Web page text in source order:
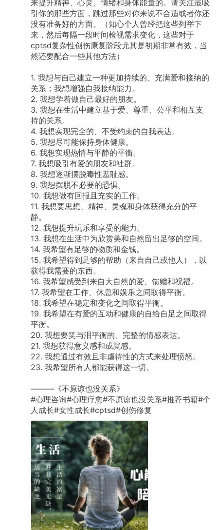
来提升精神、心灵、情绪和身体能量的。请关注最吸
引你的那些方面，跳过那些对你来说不合适或者你还
没有准备好的方面。（知心个人曾经把这些列举下
来，然后每隔一段时间检视需求变化，这些对于
cptsd复杂性创伤康复阶段尤其是初期非常有效，当
然还要配合一些其他方法）
1. 我想与自己建立一种更加持续的、充满爱和接纳的
关系；我想增强自我接纳能力。
2. 我想学着做自己最好的朋友。
3. 我想在生活中建立基于爱、尊重、公平和相互支
持的关系。
4. 我想实现完全的、不受约束的自我表达。
5. 我想尽可能保持身体健康。
6. 我想实现热情与平静的平衡。
7. 我想吸引有爱的朋友和社群。
8. 我想逐渐摆脱毒性羞耻感。
9. 我想摆脱不必要的恐惧。
10. 我想做有回报且充实的工作。
11. 我想要思想、精神、灵魂和身体获得充分的平
静。
12. 我想提升玩乐和享受的能力。
13. 我想在生活中为欣赏美和自然留出足够的空间。
14. 我希望有足够的物质和金钱。
15. 我希望得到足够的帮助（来自自己或他人），以
获得我需要的东西。
16. 我希望感受到来自大自然的爱、馈赠和祝福。
17. 我希望在工作、休息和娱乐之间取得平衡。
18. 我希望在稳定和变化之间取得平衡。
19. 我希望在有爱的互动和健康的自给自足之间取得
平衡。
20. 我想要笑与泪平衡的、完整的情感表达。
21. 我想获得意义感和成就感。
22. 我想通过有效且非虐待性的方式来处理愤怒。
23. 我希望所有人都能获得这一切。
​———《不原谅也没关系》
#心理咨询#心理疗愈#不原谅也没关系#推荐书籍#个
人成长#女性成长#cptsd#创伤修复